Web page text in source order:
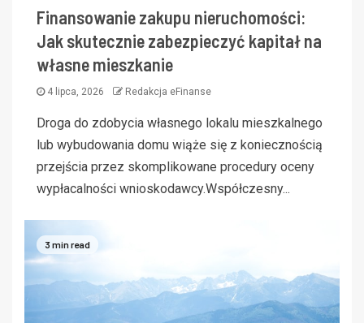
Finansowanie zakupu nieruchomości:
Jak skutecznie zabezpieczyć kapitał na
własne mieszkanie
4 lipca, 2026 Redakcja eFinanse
Droga do zdobycia własnego lokalu mieszkalnego
lub wybudowania domu wiąże się z koniecznością
przejścia przez skomplikowane procedury oceny
wypłacalności wnioskodawcy.Współczesny...
3 min read